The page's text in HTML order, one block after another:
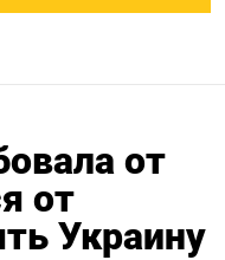
от
от
Украину